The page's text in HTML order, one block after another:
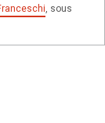
, sous